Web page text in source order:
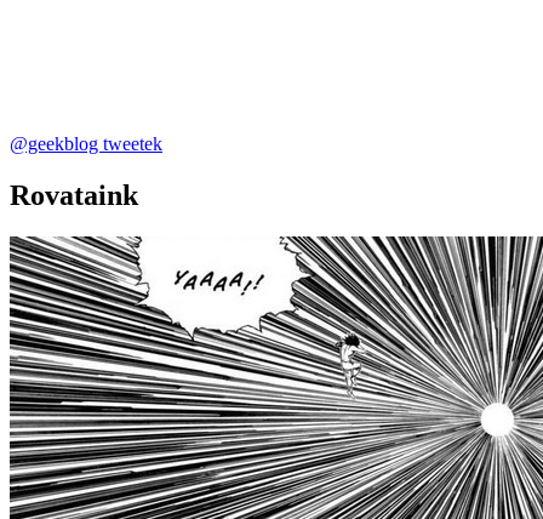
@geekblog tweetek
Rovataink